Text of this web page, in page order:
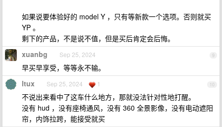
如果说要体验好的 model Y ，只有等新款一个选项。否则就买
YP 。
剩下的产品，不是说不值，但是买后肯定会后悔。
9
xuanbg Sep 25, 2024
早买早享受，等等永不输。
10
ltux Sep 25, 2024 1
不说出来看中了这车什么地方，那就没法针对性地打醒。
没有 hud ，没有座椅通风，没有 360 全景影像，没有电动遮阳
帘，内饰拉跨，能接受就买